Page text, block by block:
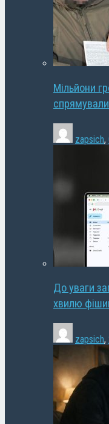
Мільйони
zapsich,
До уваги
хвилю
zapsich,